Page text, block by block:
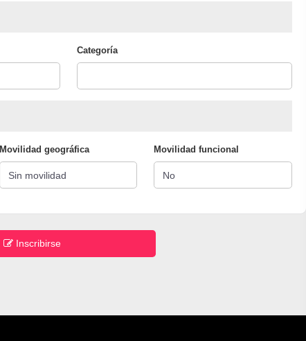
Categoría
Movilidad geográfica Movilidad funcional
Inscribirse